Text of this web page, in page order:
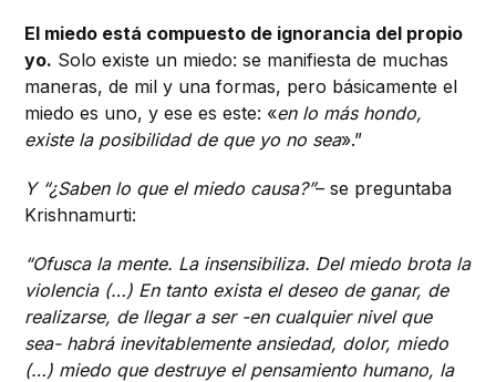
El miedo está compuesto de ignorancia del propio
yo. Solo existe un miedo: se manifiesta de muchas
maneras, de mil y una formas, pero básicamente el
miedo es uno, y ese es este: «en lo más hondo,
existe la posibilidad de que yo no sea».”
Y “¿Saben lo que el miedo causa?”– se preguntaba
Krishnamurti:
“Ofusca la mente. La insensibiliza. Del miedo brota la
violencia (…) En tanto exista el deseo de ganar, de
realizarse, de llegar a ser -en cualquier nivel que
sea- habrá inevitablemente ansiedad, dolor, miedo
(…) miedo que destruye el pensamiento humano, la